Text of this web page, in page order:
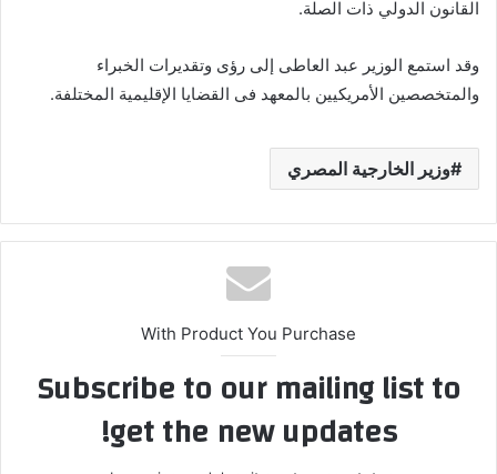
القانون الدولي ذات الصلة.
وقد استمع الوزير عبد العاطى إلى رؤى وتقديرات الخبراء
والمتخصصين الأمريكيين بالمعهد فى القضايا الإقليمية المختلفة.
وزير الخارجية المصري
With Product You Purchase
Subscribe to our mailing list to
get the new updates!